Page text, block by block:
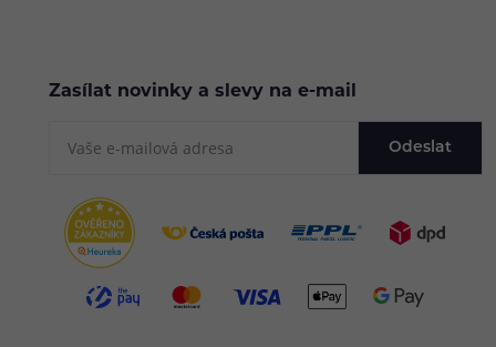
Zasílat novinky a slevy na e-mail
Odeslat